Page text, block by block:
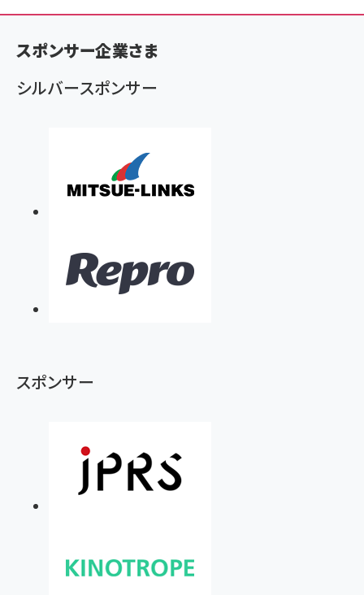
く
ず
スポンサー企業さま
シルバースポンサー
スポンサー